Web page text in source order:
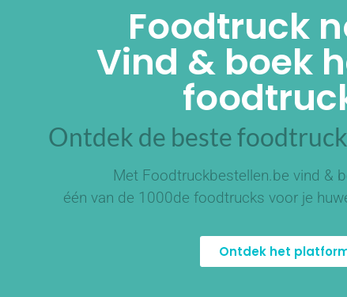
Foodtruck
Vind & boek
Ontdek de beste
Met Foodtruckbestellen.be vind &
één van de 1000de foodtrucks voor je
Ontdek het